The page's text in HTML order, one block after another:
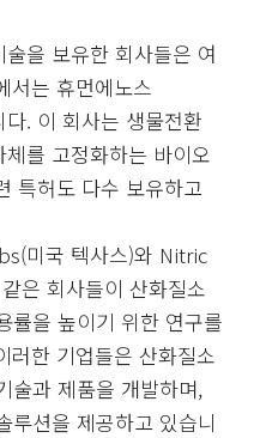
을 보유한 회사들은 여
서는 휴먼에노스
. 이 회사는 생물전환
를 고정화하는 바이오
특허도 다수 보유하고
미국 텍사스)와 Nitric
은 회사들이 산화질소
률을 높이기 위한 연구를
러한 기업들은 산화질소
술과 제품을 개발하며,
루션을 제공하고 있습니